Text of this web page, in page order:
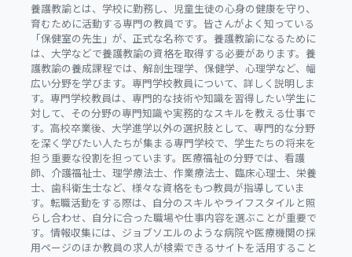
養護教諭とは、学校に勤務し、児童生徒の心身の健康を守り、
育むために活動する専門の教員です。皆さんがよく知っている
「保健室の先生」が、正式な名称です。養護教諭になるために
は、大学などで養護教諭の資格を取得する必要があります。養
護教諭の養成課程では、解剖生理学、保健学、心理学など、幅
広い分野を学びます。専門学校教員について、詳しく説明しま
す。専門学校教員は、専門的な技術や知識を習得したい学生に
対して、その分野の専門知識や実務的なスキルを教える仕事で
す。高校卒業後、大学進学以外の選択肢として、専門的な分野
を深く学びたい人たちが集まる専門学校で、学生たちの将来を
担う重要な役割を担っています。医療福祉の分野では、看護
師、介護福祉士、理学療法士、作業療法士、臨床心理士、栄養
士、歯科衛生士など、様々な資格をもつ教員が指導していま
す。転職活動をする際は、自分のスキルやライフスタイルと照
らし合わせ、自分に合った職場や仕事内容を選ぶことが重要で
す。情報収集には、ジョブソエルのような病院や医療機関の採
用ページのほか教員の求人が検索できるサイトを活用すること